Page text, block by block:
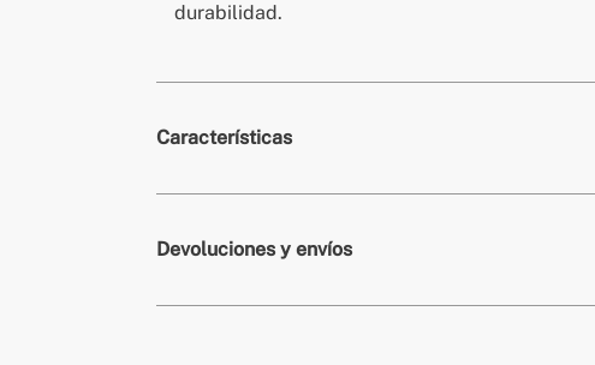
durabilidad.
Características
» Compatible con NETBOT S14 / S15 - Robot
Devoluciones y envíos